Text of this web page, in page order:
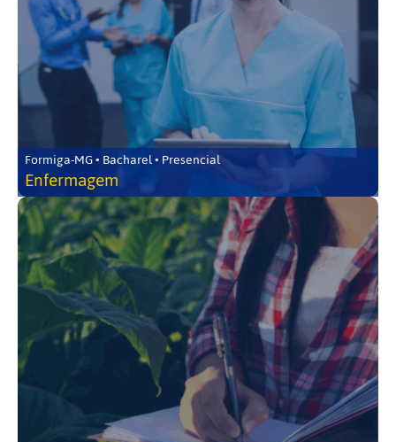
Formiga-MG • Bacharel • Presencial
Enfermagem